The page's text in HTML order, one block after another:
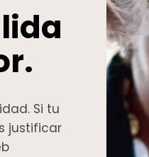
Si tu
justificar